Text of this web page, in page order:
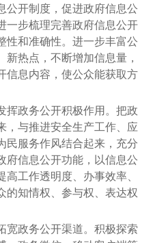
公开制度，促进政府信息公
一步梳理完善政府信息公开
性和准确性。进一步丰富公
热点，不断增加信息量，
信息内容，使公众能获取方
政务公开积极作用。把政
，与推进安全生产工作、应
民服务作风结合起来，充分
府信息公开功能，以信息公
工作透明度、办事效率、
的知情权、参与权、表达权
政务公开渠道。积极探索